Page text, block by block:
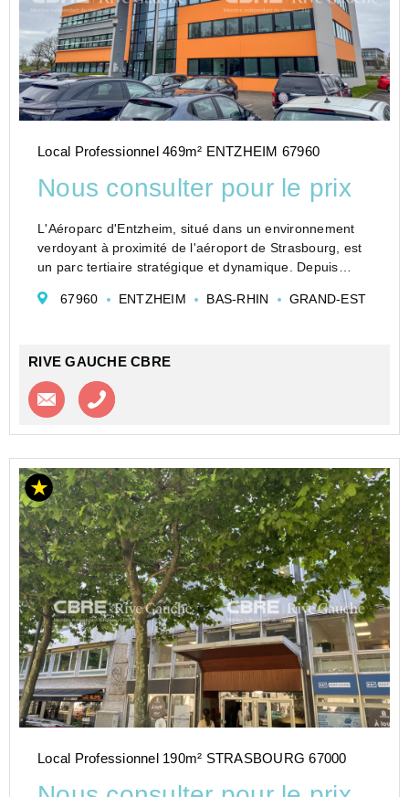
Local Professionnel 469m² ENTZHEIM 67960
Nous consulter pour le prix
L'Aéroparc d'Entzheim, situé dans un environnement
verdoyant à proximité de l'aéroport de Strasbourg, est
un parc tertiaire stratégique et dynamique. Depuis
variés, dans des secteurs...
67960 ENTZHEIM BAS-RHIN GRAND-EST
RIVE GAUCHE CBRE
Contacter l'agence
Local Professionnel 190m² STRASBOURG 67000